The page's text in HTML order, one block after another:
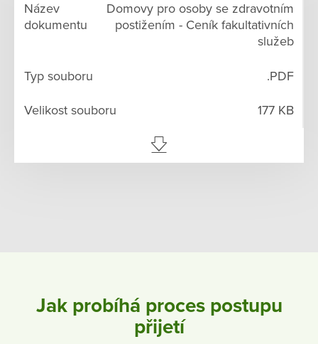
Domovy pro osoby se zdravotním
postižením - Ceník fakultativních
služeb
.PDF
177 KB
Jak probíhá proces postupu
přijetí